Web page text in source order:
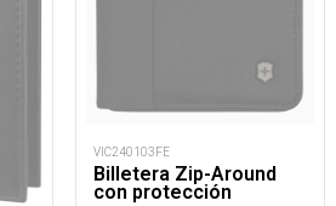
VIC240103FE
Billetera Zip-Around
con protección